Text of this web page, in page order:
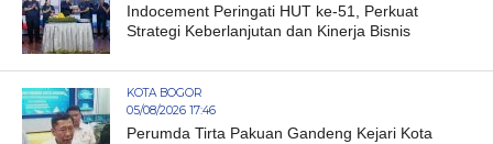
Indocement Peringati HUT ke-51, Perkuat
Strategi Keberlanjutan dan Kinerja Bisnis
KOTA BOGOR
05/08/2026 17:46
Perumda Tirta Pakuan Gandeng Kejari Kota